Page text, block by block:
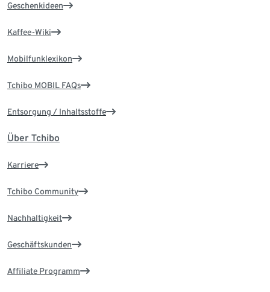
Geschenkideen
Kaffee-Wiki
Mobilfunklexikon
Tchibo MOBIL FAQs
Entsorgung / Inhaltsstoffe
Über Tchibo
Karriere
Tchibo Community
Nachhaltigkeit
Geschäftskunden
Affiliate Programm